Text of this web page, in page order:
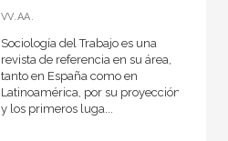
VV.AA.
Sociología del Trabajo es una
revista de referencia en su área,
tanto en España como en
Latinoamérica, por su proyección
y los primeros luga...